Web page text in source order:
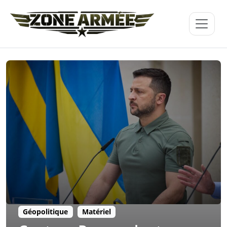
Géopolitique Matériel